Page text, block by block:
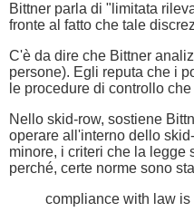
Bittner parla di "limitata
fronte al fatto che tale
C'è da dire che Bittner
persone). Egli reputa che i
le procedure di controllo
Nello skid-row, sostiene
operare all'interno dello
minore, i criteri che la legge
perché, certe norme sono
compliance with law is